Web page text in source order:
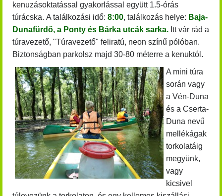
kenuzásoktatással gyakorlással együtt 1.5-órás
túrácska. A találkozási idő: 8:00, találkozás helye: Baja-
Dunafürdő, a Ponty és Bárka utcák sarka. Itt vár rád a
túravezető, "Túravezető" feliratú, neon színű pólóban.
Biztonságban parkolsz majd 30-80 méterre a kenuktól.
A mini túra
során vagy
a Vén-Duna
és a Cserta-
Duna nevű
mellékágak
torkolatáig
megyünk,
vagy
kicsivel